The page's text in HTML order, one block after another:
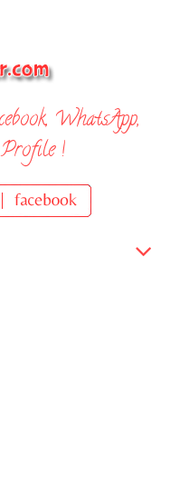
WhatsApp,
Profile !